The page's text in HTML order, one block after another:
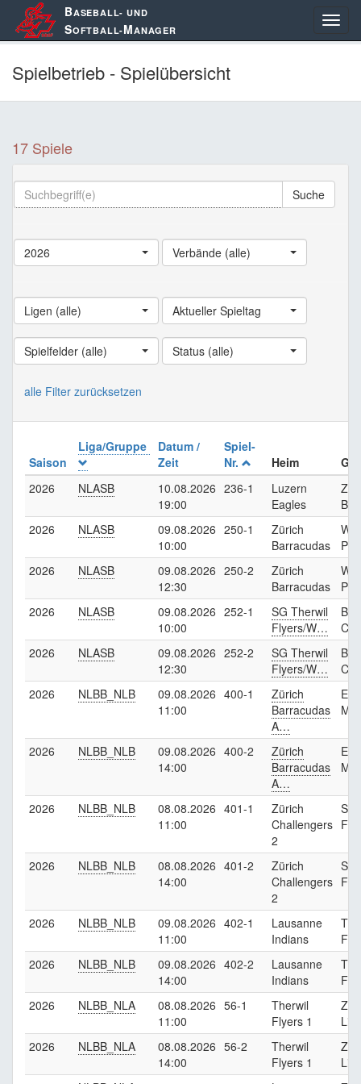
BASEBALL- UND
SOFTBALL-MANAGER
Spielbetrieb - Spielübersicht
17 Spiele
Suche
2026 Verbände (alle)
Ligen (alle) Aktueller Spieltag
Spielfelder (alle) Status (alle)
alle Filter zurücksetzen
Saison
Liga/Gruppe
Datum /
Zeit
Spiel-
Nr.
Heim
2026
NLASB
10.08.2026
19:00
236-1
Luzern
Eagles
2026
NLASB
09.08.2026
10:00
250-1
Zürich
Barracudas
2026
NLASB
09.08.2026
12:30
250-2
Zürich
Barracudas
2026
NLASB
09.08.2026
10:00
252-1
SG Therwil
Flyers/W…
2026
NLASB
09.08.2026
12:30
252-2
SG Therwil
Flyers/W…
2026
NLBB_NLB
09.08.2026
11:00
400-1
Zürich
Barracudas
A…
2026 NLBB_NLB
09.08.2026
14:00
400-2
Zürich
Barracudas
A…
2026 NLBB_NLB
08.08.2026
11:00
401-1
Zürich
Challengers
2
2026 NLBB_NLB
08.08.2026
14:00
401-2
Zürich
Challengers
2
2026 NLBB_NLB
09.08.2026
11:00
402-1
Lausanne
Indians
2026
NLBB_NLB
09.08.2026
14:00
402-2
Lausanne
Indians
2026
NLBB_NLA
08.08.2026
11:00
56-1
Therwil
Flyers 1
2026
NLBB_NLA
08.08.2026
14:00
56-2
Therwil
Flyers 1